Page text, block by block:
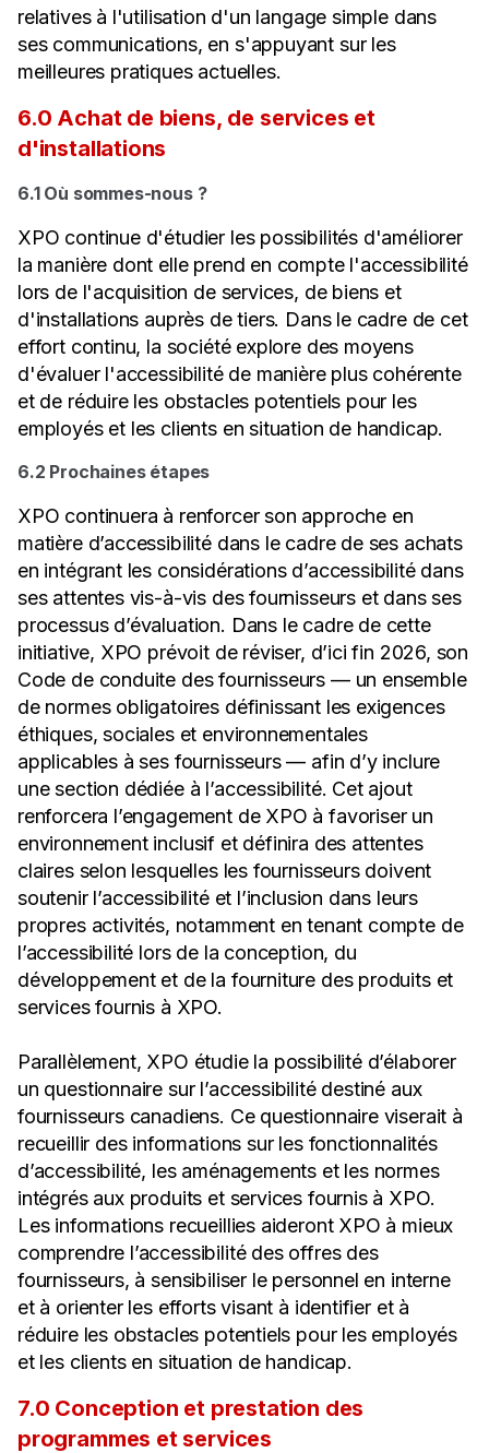
relatives à l'utilisation d'un langage simple dans
ses communications, en s'appuyant sur les
meilleures pratiques actuelles.
6.0 Achat de biens, de services et
d'installations
6.1 Où sommes-nous ?
XPO continue d'étudier les possibilités d'améliorer
la manière dont elle prend en compte l'accessibilité
lors de l'acquisition de services, de biens et
d'installations auprès de tiers. Dans le cadre de cet
effort continu, la société explore des moyens
d'évaluer l'accessibilité de manière plus cohérente
et de réduire les obstacles potentiels pour les
employés et les clients en situation de handicap.
6.2 Prochaines étapes
XPO continuera à renforcer son approche en
matière d’accessibilité dans le cadre de ses achats
en intégrant les considérations d’accessibilité dans
ses attentes vis-à-vis des fournisseurs et dans ses
processus d’évaluation. Dans le cadre de cette
initiative, XPO prévoit de réviser, d’ici fin 2026, son
Code de conduite des fournisseurs — un ensemble
de normes obligatoires définissant les exigences
éthiques, sociales et environnementales
applicables à ses fournisseurs — afin d’y inclure
une section dédiée à l’accessibilité. Cet ajout
renforcera l’engagement de XPO à favoriser un
environnement inclusif et définira des attentes
claires selon lesquelles les fournisseurs doivent
soutenir l’accessibilité et l’inclusion dans leurs
propres activités, notamment en tenant compte de
l’accessibilité lors de la conception, du
développement et de la fourniture des produits et
services fournis à XPO.
Parallèlement, XPO étudie la possibilité d’élaborer
un questionnaire sur l’accessibilité destiné aux
fournisseurs canadiens. Ce questionnaire viserait à
recueillir des informations sur les fonctionnalités
d’accessibilité, les aménagements et les normes
intégrés aux produits et services fournis à XPO.
Les informations recueillies aideront XPO à mieux
comprendre l’accessibilité des offres des
fournisseurs, à sensibiliser le personnel en interne
et à orienter les efforts visant à identifier et à
réduire les obstacles potentiels pour les employés
et les clients en situation de handicap.
7.0 Conception et prestation des
programmes et services